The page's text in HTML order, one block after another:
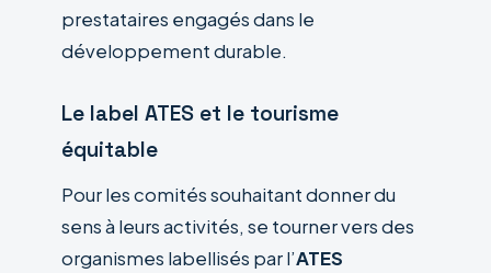
prestataires engagés dans le
développement durable.
Le label ATES et le tourisme
équitable
Pour les comités souhaitant donner du
sens à leurs activités, se tourner vers des
organismes labellisés par l’ATES